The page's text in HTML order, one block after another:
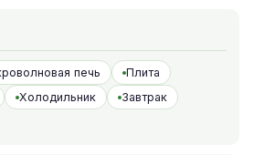
печь
Плита
Холодильник
Завтрак